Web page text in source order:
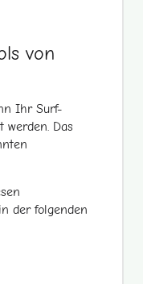
von
Ihr Surf-
werden. Das
der folgenden